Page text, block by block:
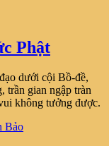
Phật
dưới cội Bồ-đề,
trần gian ngập tràn
không tưởng được.